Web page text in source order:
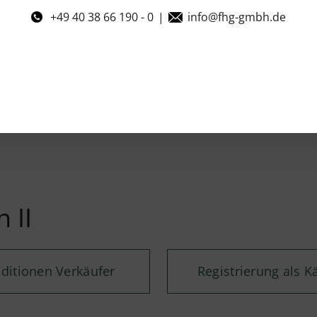
+49 40 38 66 190 - 0 | info@fhg-gmbh.de
II
Verkäufer Registrierung als